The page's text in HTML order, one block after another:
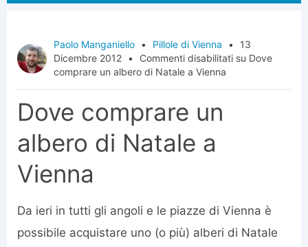
Paolo Manganiello • Pillole di Vienna •
13
Dicembre 2012 • Commenti disabilitati su Dove
comprare un albero di Natale a Vienna
Dove comprare un
albero di Natale a
Vienna
Da ieri in tutti gli angoli e le piazze di Vienna è
possibile acquistare uno (o più) alberi di Natale